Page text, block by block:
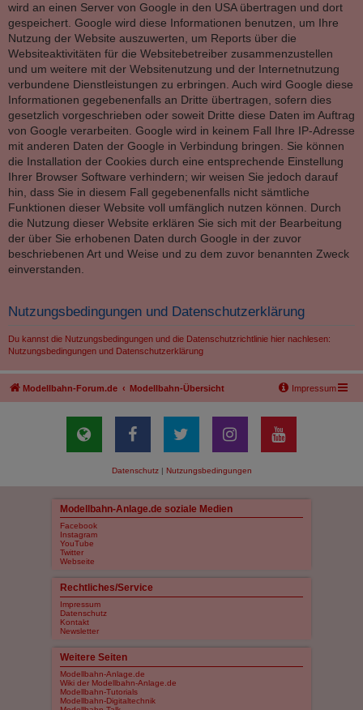
wird an einen Server von Google in den USA übertragen und dort
gespeichert. Google wird diese Informationen benutzen, um Ihre
Nutzung der Website auszuwerten, um Reports über die
Websiteaktivitäten für die Websitebetreiber zusammenzustellen
und um weitere mit der Websitenutzung und der Internetnutzung
verbundene Dienstleistungen zu erbringen. Auch wird Google diese
Informationen gegebenenfalls an Dritte übertragen, sofern dies
gesetzlich vorgeschrieben oder soweit Dritte diese Daten im Auftrag
von Google verarbeiten. Google wird in keinem Fall Ihre IP-Adresse
mit anderen Daten der Google in Verbindung bringen. Sie können
die Installation der Cookies durch eine entsprechende Einstellung
Ihrer Browser Software verhindern; wir weisen Sie jedoch darauf
hin, dass Sie in diesem Fall gegebenenfalls nicht sämtliche
Funktionen dieser Website voll umfänglich nutzen können. Durch
die Nutzung dieser Website erklären Sie sich mit der Bearbeitung
der über Sie erhobenen Daten durch Google in der zuvor
beschriebenen Art und Weise und zu dem zuvor benannten Zweck
einverstanden.
Nutzungsbedingungen und Datenschutzerklärung
Du kannst die Nutzungsbedingungen und die Datenschutzrichtlinie hier nachlesen:
Nutzungsbedingungen und Datenschutzerklärung
Modellbahn-Forum.de Modellbahn-Übersicht Impressum
Datenschutz| Nutzungsbedingungen
Modellbahn-Anlage.de soziale Medien
Facebook
Instagram
YouTube
Twitter
Webseite
Rechtliches/Service
Impressum
Datenschutz
Kontakt
Newsletter
Weitere Seiten
Modellbahn-Anlage.de
Wiki der Modellbahn-Anlage.de
Modellbahn-Tutorials
Modellbahn-Digitaltechnik